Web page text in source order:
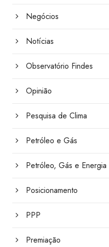
Negócios
Notícias
Observatório Findes
Opinião
Pesquisa de Clima
Petróleo e Gás
Petróleo, Gás e Energia
Posicionamento
PPP
Premiação